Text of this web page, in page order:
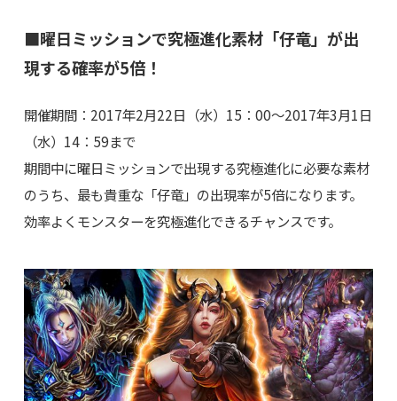
■曜日ミッションで究極進化素材「仔竜」が出
現する確率が5倍！
開催期間：2017年2月22日（水）15：00～2017年3月1日
（水）14：59まで
期間中に曜日ミッションで出現する究極進化に必要な素材
のうち、最も貴重な「仔竜」の出現率が5倍になります。
効率よくモンスターを究極進化できるチャンスです。